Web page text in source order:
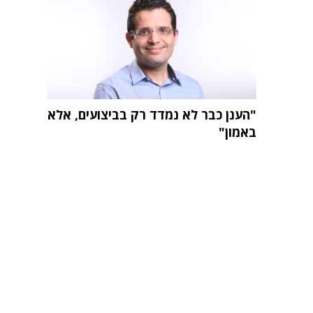
"הענן כבר לא נמדד רק בביצועים, אלא
באמון"